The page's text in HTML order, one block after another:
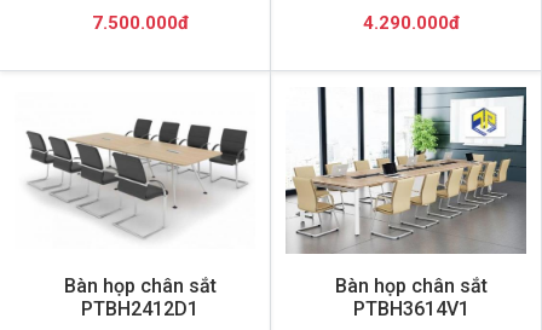
7.500.000đ 4.290.000đ
Bàn họp chân sắt
PTBH2412D1
Bàn họp chân sắt
PTBH3614V1